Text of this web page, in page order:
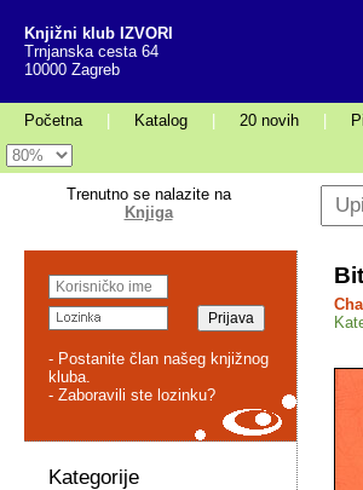
Knjižni klub IZVORI
Trnjanska cesta 64
10000 Zagreb
Početna Katalog 20 novih
Trenutno se nalazite na
Knjiga
- Postanite član našeg knjižnog
kluba.
- Zaboravili ste lozinku?
Kategorije